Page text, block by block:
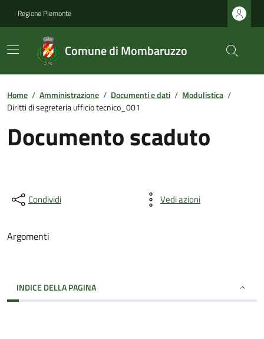
Regione Piemonte
Comune di Mombaruzzo
Home / Amministrazione / Documenti e dati / Modulistica /
Diritti di segreteria ufficio tecnico_001
Documento scaduto
Condividi Vedi azioni
Argomenti
INDICE DELLA PAGINA